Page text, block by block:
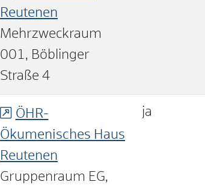
Reutenen
Mehrzweckraum
001, Böblinger
Straße 4
ÖHR-
Ökumenisches Haus
Reutenen
Gruppenraum EG,
ja